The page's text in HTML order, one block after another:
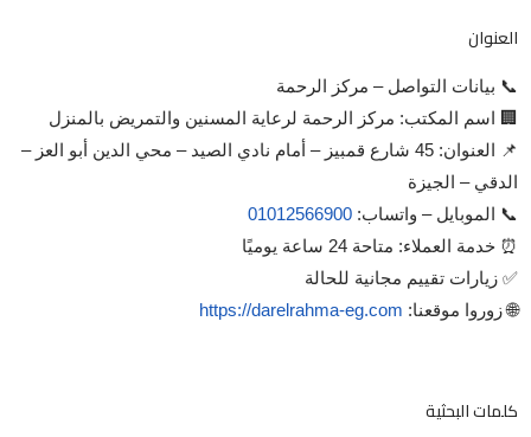
العنوان
📞 بيانات التواصل – مركز الرحمة
🏢 اسم المكتب: مركز الرحمة لرعاية المسنين والتمريض بالمنزل
📌 العنوان: 45 شارع قمبيز – أمام نادي الصيد – محي الدين أبو العز –
الدقي – الجيزة
📞 الموبايل – واتساب:01012566900
⏰ خدمة العملاء: متاحة 24 ساعة يوميًا
✅ زيارات تقييم مجانية للحالة
🌐 زوروا موقعنا: https://darelrahma-eg.com
كلمات البحثية